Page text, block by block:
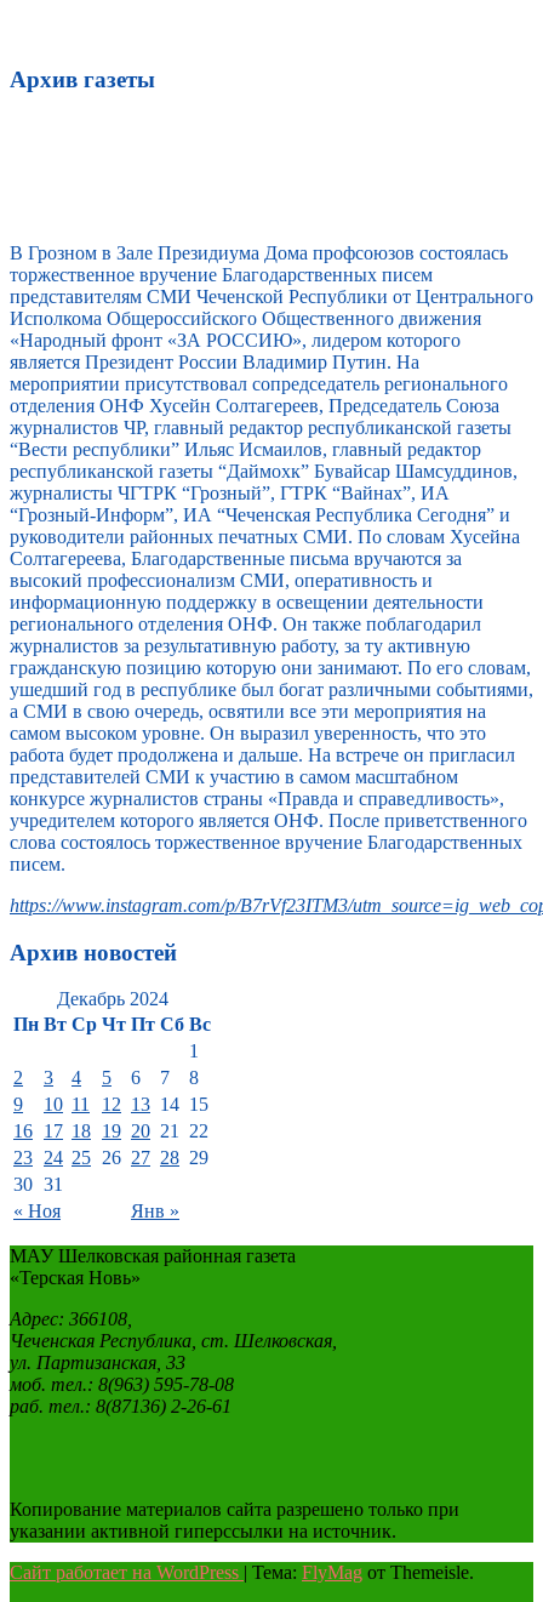
Архив газеты
В Грозном в Зале Президиума Дома профсоюзов состоялась
торжественное вручение Благодарственных писем
представителям СМИ Чеченской Республики от Центрального
Исполкома Общероссийского Общественного движения
«Народный фронт «ЗА РОССИЮ», лидером которого
является Президент России Владимир Путин. На
мероприятии присутствовал сопредседатель регионального
отделения ОНФ Хусейн Солтагереев, Председатель Союза
журналистов ЧР, главный редактор республиканской газеты
“Вести республики” Ильяс Исмаилов, главный редактор
республиканской газеты “Даймохк” Бувайсар Шамсуддинов,
журналисты ЧГТРК “Грозный”, ГТРК “Вайнах”, ИА
“Грозный-Информ”, ИА “Чеченская Республика Сегодня” и
руководители районных печатных СМИ. По словам Хусейна
Солтагереева, Благодарственные письма вручаются за
высокий профессионализм СМИ, оперативность и
информационную поддержку в освещении деятельности
регионального отделения ОНФ. Он также поблагодарил
журналистов за результативную работу, за ту активную
гражданскую позицию которую они занимают. По его словам,
ушедший год в республике был богат различными событиями,
а СМИ в свою очередь, освятили все эти мероприятия на
самом высоком уровне. Он выразил уверенность, что это
работа будет продолжена и дальше. На встрече он пригласил
представителей СМИ к участию в самом масштабном
конкурсе журналистов страны «Правда и справедливость»,
учредителем которого является ОНФ. После приветственного
слова состоялось торжественное вручение Благодарственных
писем.
https://www.instagram.com/p/B7rVf23ITM3/
Архив новостей
Декабрь 2024
Пн Вт Ср Чт Пт Сб Вс
« Ноя Янв »
1
2
3 4 5 6 7
8
9
10 11 12 13 14 15
16 17 18 19 20 21 22
23 24 25 26 27 28 29
30 31
МАУ Шелковская районная газета
«Терская Новь»
Адрес: 366108,
Чеченская Республика, ст. Шелковская,
ул. Партизанская, 33
моб. тел.: 8(963) 595-78-08
раб. тел.: 8(87136) 2-26-61
Копирование материалов сайта разрешено только при
указании активной гиперссылки на источник.
Сайт работает на WordPress
Тема: FlyMag от Themeisle.